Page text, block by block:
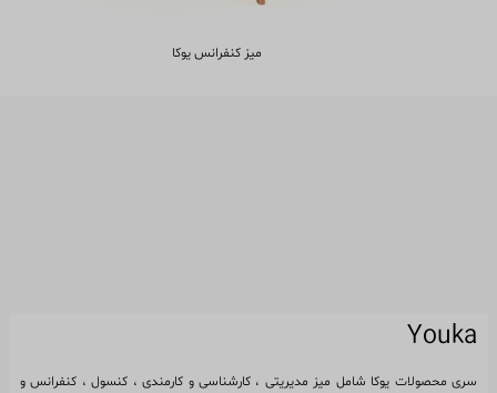
میز کنفرانس یوکا
Youka
سری محصولات یوکا شامل میز مدیریتی ، کارشناسی و کارمندی ، کنسول ، کنفرانس و